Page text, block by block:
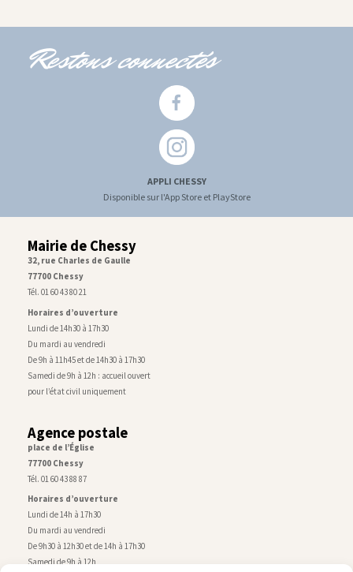
Restons connectés
APPLI CHESSY
Disponible sur l'App Store et PlayStore
Mairie de Chessy
32, rue Charles de Gaulle
77700 Chessy
Tél. 01 60 43 80 21
Horaires d’ouverture
Lundi de 14h30 à 17h30
Du mardi au vendredi
De 9h à 11h45 et de 14h30 à 17h30
Samedi de 9h à 12h : accueil ouvert
pour l’état civil uniquement
Agence postale
place de l’Église
77700 Chessy
Tél. 01 60 43 88 87
Horaires d’ouverture
Lundi de 14h à 17h30
Du mardi au vendredi
De 9h30 à 12h30 et de 14h à 17h30
Samedi de 9h à 12h